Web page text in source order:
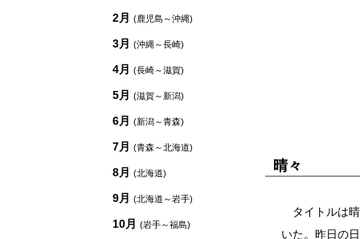
2月 (鹿児島～沖縄)
3月 (沖縄～長崎)
4月 (長崎～滋賀)
5月 (滋賀～新潟)
6月 (新潟～青森)
7月 (青森～北海道)
8月 (北海道)
9月 (北海道～岩手)
10月 (岩手～福島)
晴々
タイトルは晴
いた。昨日の